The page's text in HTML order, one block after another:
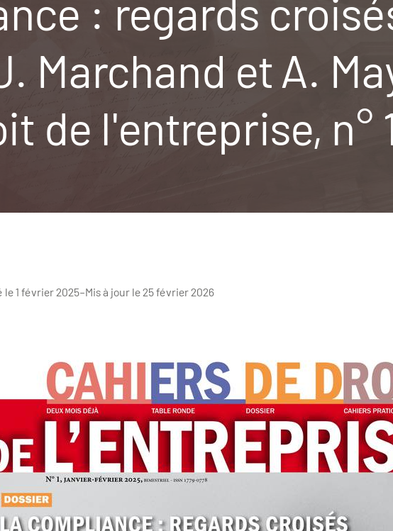
: regards
Marchand et A.
de l'entreprise, n°
le 1 février 2025–Mis à jour le 25 février 2026